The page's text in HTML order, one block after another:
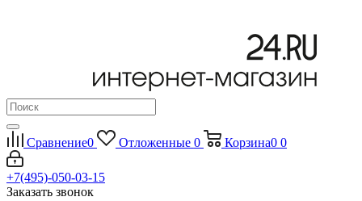
Сравнение0 Отложенные 0 Корзина0 0
+7(495)-050-03-15
Заказать звонок